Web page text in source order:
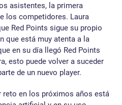
asistentes, la primera
los competidores. Laura
Red Points sigue su propio
que está muy atenta a la
en su día llegó Red Points
esto puede volver a suceder
de un nuevo player.
reto en los próximos años está